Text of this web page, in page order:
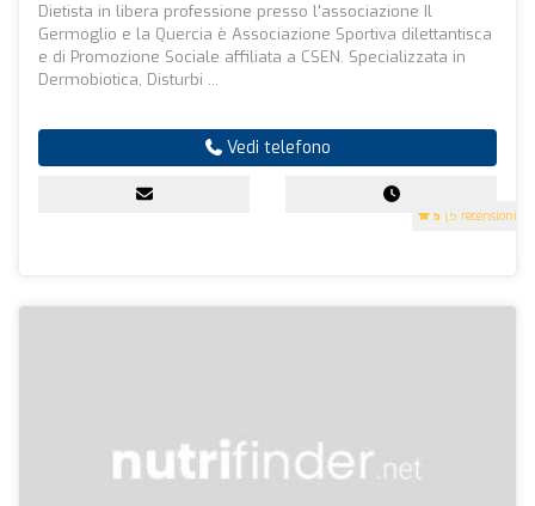
5 (5 recensioni)
Dietista in libera professione presso l'associazione Il
Germoglio e la Quercia è Associazione Sportiva dilettantisca
e di Promozione Sociale affiliata a CSEN. Specializzata in
Dermobiotica, Disturbi ...
Vedi telefono